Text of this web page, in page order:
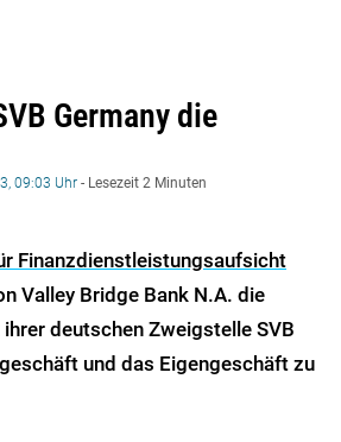
Germany die
09:03 Uhr - Lesezeit 2 Minuten
Finanzdienstleistungsaufsicht
Valley Bridge Bank N.A. die
deutschen Zweigstelle SVB
und das Eigengeschäft zu